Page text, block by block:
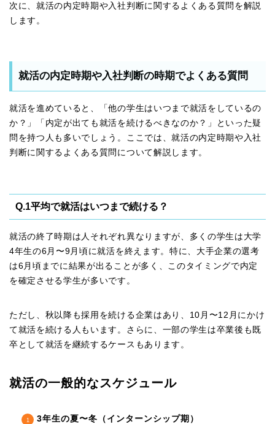
次に、就活の内定時期や入社判断に関するよくある質問を解説
します。
就活の内定時期や入社判断の時期でよくある質問
就活を進めていると、「他の学生はいつまで就活をしているの
か？」「内定が出ても就活を続けるべきなのか？」といった疑
問を持つ人も多いでしょう。ここでは、就活の内定時期や入社
判断に関するよくある質問について解説します。
Q.1平均で就活はいつまで続ける？
就活の終了時期は人それぞれ異なりますが、多くの学生は大学
4年生の6月〜9月頃に就活を終えます。特に、大手企業の選考
は6月頃までに結果が出ることが多く、このタイミングで内定
を確定させる学生が多いです。
ただし、秋以降も採用を続ける企業はあり、10月〜12月にかけ
て就活を続ける人もいます。さらに、一部の学生は卒業後も既
卒として就活を継続するケースもあります。
就活の一般的なスケジュール
3年生の夏〜冬（インターンシップ期）